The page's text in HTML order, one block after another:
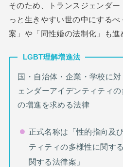
そのため、トランスジェンダ
っと生きやすい世の中にする
案」や「同性婚の法制化」も進
LGBT理解増進法
国・自治体・企業・学校に
ェンダーアイデンティティ
の増進を求める法律
正式名称は「性的指向及
ティティの多様性に関す
関する法律案」